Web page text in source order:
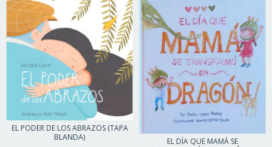
EL PODER DE LOS ABRAZOS (TAPA
BLANDA)
EL DÍA QUE MAMÁ SE